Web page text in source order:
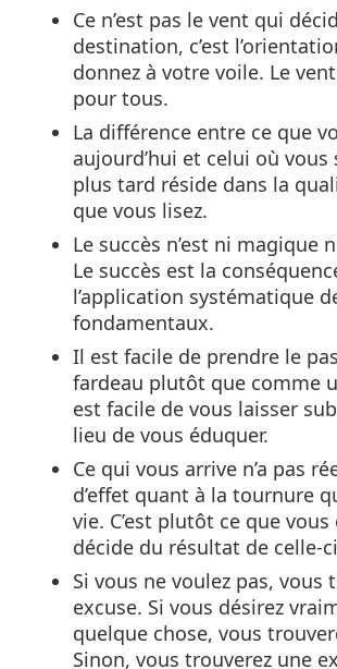
Ce n’est pas le vent qui
destination, c’est
donnez à votre voile. Le
pour tous.
La différence entre ce que
aujourd’hui et celui où vous
plus tard réside dans la
que vous lisez.
Le succès n’est ni magique
Le succès est la
l’application systématique
fondamentaux.
Il est facile de prendre le
fardeau plutôt que comme
est facile de vous laisser
lieu de vous éduquer.
Ce qui vous arrive n’a pas
d’effet quant à la tournure
vie. C’est plutôt ce que
décide du résultat de celle-
Si vous ne voulez pas, vous
excuse. Si vous désirez
quelque chose, vous
Sinon, vous trouverez une